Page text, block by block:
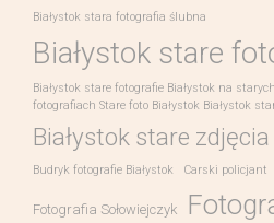
Białystok stara fotografia ślubna
Białystok stare
Białystok stare fotografie Białystok na
fotografiach Stare foto Białystok Białystok
Białystok stare zdjęcia
Budryk fotografie Białystok Carski policjant
Fotografia Sołowiejczyk